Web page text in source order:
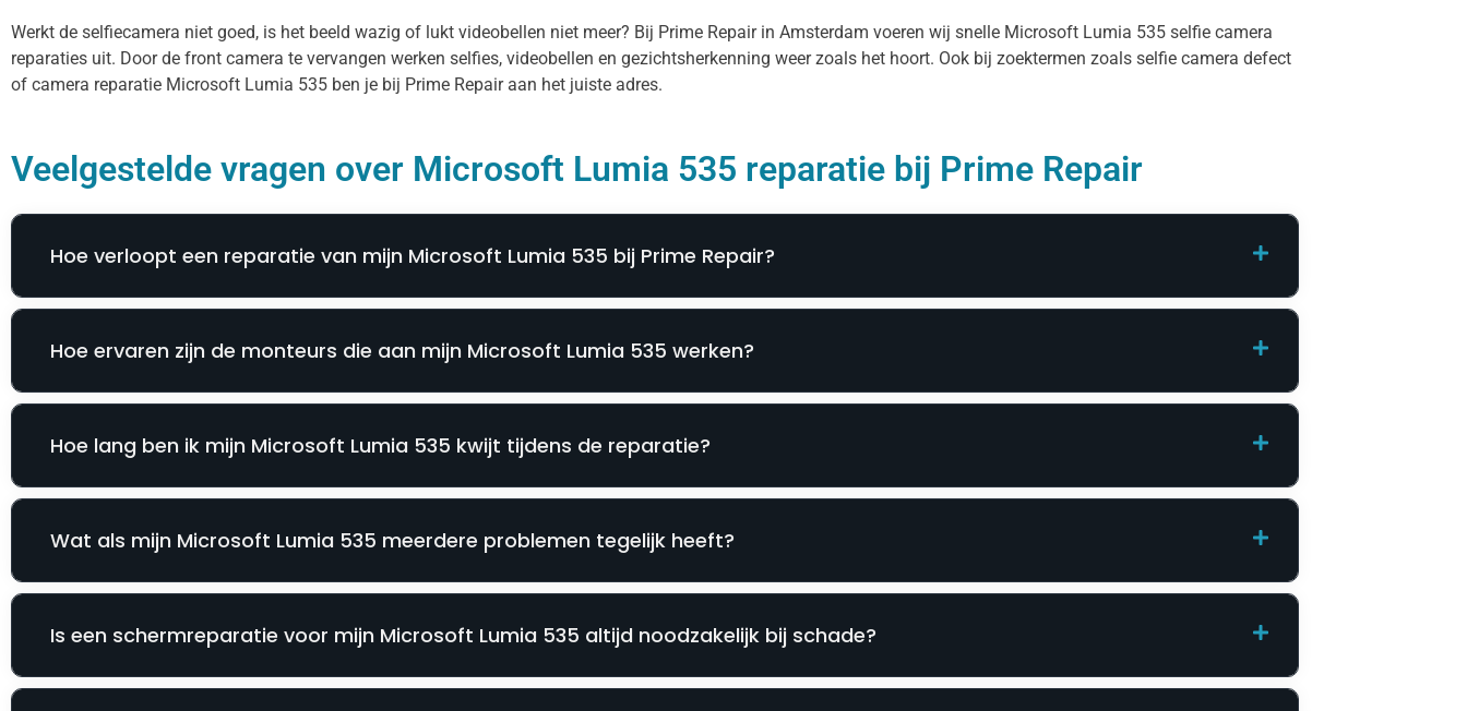
Werkt de selfiecamera niet goed, is het beeld wazig of lukt videobellen niet meer? Bij Prime Repair in Amsterdam voeren wij snelle Microsoft Lumia 535 selfie camera
reparaties uit. Door de front camera te vervangen werken selfies, videobellen en gezichtsherkenning weer zoals het hoort. Ook bij zoektermen zoals selfie camera defect
of camera reparatie Microsoft Lumia 535 ben je bij Prime Repair aan het juiste adres.
Veelgestelde vragen over Microsoft Lumia 535 reparatie bij Prime Repair
Hoe verloopt een reparatie van mijn Microsoft Lumia 535 bij Prime Repair?
Hoe ervaren zijn de monteurs die aan mijn Microsoft Lumia 535 werken?
Hoe lang ben ik mijn Microsoft Lumia 535 kwijt tijdens de reparatie?
Wat als mijn Microsoft Lumia 535 meerdere problemen tegelijk heeft?
Is een schermreparatie voor mijn Microsoft Lumia 535 altijd noodzakelijk bij schade?